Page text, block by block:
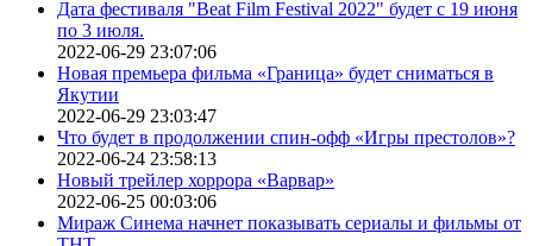
Дата фестиваля "Beat Film Festival 2022" будет с 19 июня
по 3 июля.
2022-06-29 23:07:06
Новая премьера фильма «Граница» будет сниматься в
Якутии
2022-06-29 23:03:47
Что будет в продолжении спин-офф «Игры престолов»?
2022-06-24 23:58:13
Новый трейлер хоррора «Варвар»
2022-06-25 00:03:06
Мираж Синема начнет показывать сериалы и фильмы от